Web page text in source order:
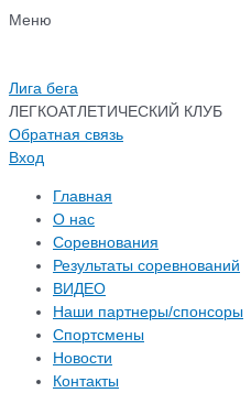
Перейти
Меню
Лига бега
ЛЕГКОАТЛЕТИЧЕСКИЙ КЛУБ
Обратная связь
Вход
Главная
О нас
Соревнования
Результаты соревнований
ВИДЕО
Наши партнеры/спонсоры
Спортсмены
Новости
Контакты
Навигация